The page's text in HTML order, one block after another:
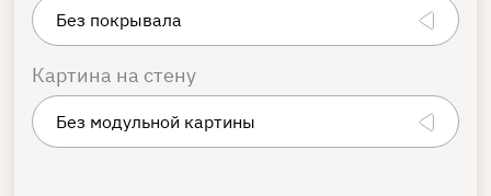
Картина на стену